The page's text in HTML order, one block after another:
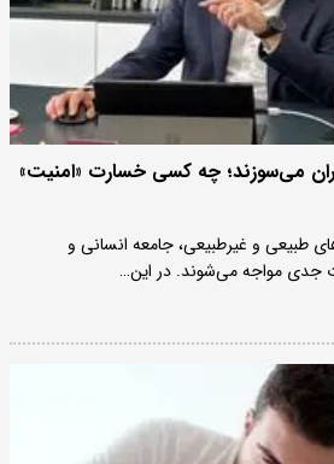
می‌سوزند؛ چه کسی خسارت «امنیت»
طبیعی و غیرطبیعی، جامعه انسانی و
جدی مواجه می‌شوند. در این…